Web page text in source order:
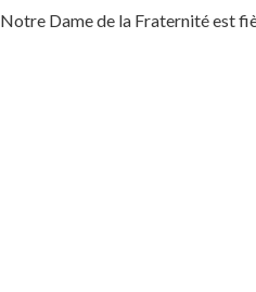
Notre Dame de la Fraternité est